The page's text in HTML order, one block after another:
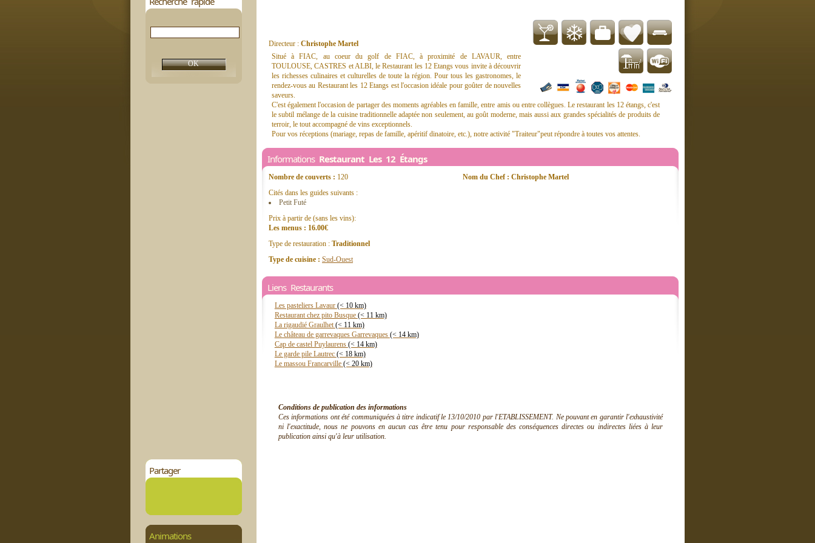
Partager
Animations
Directeur : Christophe Martel
Situé à FIAC, au coeur du golf de FIAC, à proximité de LAVAUR, entre
TOULOUSE, CASTRES et ALBI, le Restaurant les 12 Etangs vous invite à découvrir
les richesses culinaires et culturelles de toute la région. Pour tous les gastronomes, le
rendez-vous au Restaurant les 12 Etangs est l'occasion idéale pour goûter de nouvelles
saveurs.
C'est également l'occasion de partager des moments agréables en famille, entre amis ou entre collègues. Le restaurant les 12 étangs, c'est
le subtil mélange de la cuisine traditionnelle adaptée non seulement, au goût moderne, mais aussi aux grandes spécialités de produits de
terroir, le tout accompagné de vins exceptionnels.
Pour vos réceptions (mariage, repas de famille, apéritif dinatoire, etc.), notre activité "Traiteur"peut répondre à toutes vos attentes.
Informations Restaurant Les 12 Étangs
Nombre de couverts : 120
Cités dans les guides suivants :
Petit Futé
Prix à partir de (sans les vins):
Les menus : 16.00€
Type de restauration : Traditionnel
Type de cuisine : Sud-Ouest
Nom du Chef : Christophe Martel
Liens Restaurants
Les pasteliers Lavaur (< 10 km)
Restaurant chez pito Busque (< 11 km)
La rigaudié Graulhet(< 11 km)
Le château de garrevaques Garrevaques (< 14 km)
Cap de castel Puylaurens (< 14 km)
Le garde pile Lautrec (< 18 km)
Le massou Francarville (< 20 km)
Conditions de publication des informations
Ces informations ont été communiquées à titre indicatif le 13/10/2010 par l'ETABLISSEMENT. Ne pouvant en garantir l'exhaustivité
ni l'exactitude, nous ne pouvons en aucun cas être tenu pour responsable des conséquences directes ou indirectes liées à leur
publication ainsi qu'à leur utilisation.